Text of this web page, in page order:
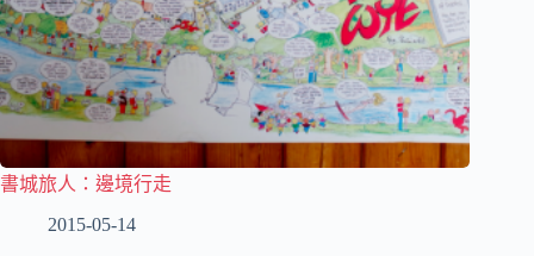
書城旅人：邊境行走
2015-05-14